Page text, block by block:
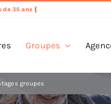
Groupes
groupes